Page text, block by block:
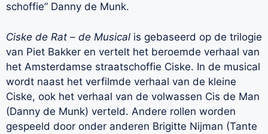
schoffie” Danny de Munk.
Ciske de Rat – de Musical is gebaseerd op de trilogie
van Piet Bakker en vertelt het beroemde verhaal van
het Amsterdamse straatschoffie Ciske. In de musical
wordt naast het verfilmde verhaal van de kleine
Ciske, ook het verhaal van de volwassen Cis de Man
(Danny de Munk) verteld. Andere rollen worden
gespeeld door onder anderen Brigitte Nijman (Tante